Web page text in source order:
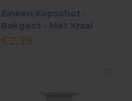
Zinken Kopschot -
Bakgoot - Met Kraal
€2,29